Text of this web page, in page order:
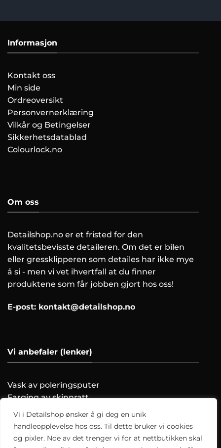
Vi i Detailshop ønsker å gi deg en unik
handleopplevelse hos oss. Til dette bruker vi cookies
og pixler. Noe av det trenger vi for at nettbutikken skal
Informasjon
Kontakt oss
Min side
Ordreoversikt
Personvernerklæring
Vilkår og Betingelser
Sikkerhetsdatablad
Colourlock.no
Om oss
Detailshop.no er et fristed for den
kvalitetsbevisste detaileren. Om det er bilen
eller gressklipperen som detailes har ikke mye
å si - men vi vet ihvertfall at du finner
produktene som får jobben gjort hos oss!
E-post: kontakt@detailshop.no
Vi anbefaler (lenker)
Vask av poleringsputer
Farging av skinnratt
Vask motoren trygt!
Hvordan clayer du?
Alle artikler